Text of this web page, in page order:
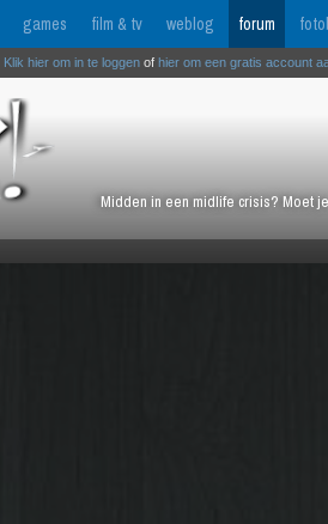
games film & tv weblog forum
Midden in een midlife crisis? Moet
Klik hier om in te loggen of hier om een gratis account